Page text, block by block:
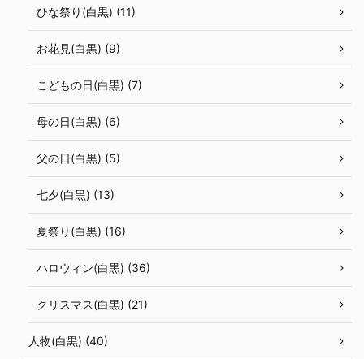
ひな祭り(白黒) (11)
お花見(白黒) (9)
こどもの日(白黒) (7)
母の日(白黒) (6)
父の日(白黒) (5)
七夕(白黒) (13)
夏祭り(白黒) (16)
ハロウィン(白黒) (36)
クリスマス(白黒) (21)
人物(白黒) (40)